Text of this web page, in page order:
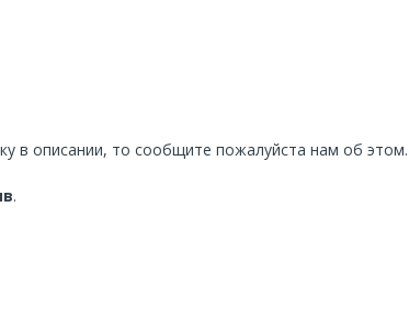
в описании, то сообщите пожалуйста нам об этом.
.